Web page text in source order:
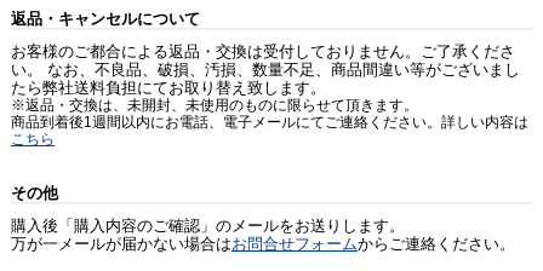
返品・キャンセルについて
お客様のご都合による返品・交換は受付しておりません。ご了承くださ
い。 なお、不良品、破損、汚損、数量不足、商品間違い等がございまし
たら弊社送料負担にてお取り替え致します。
※返品・交換は、未開封、未使用のものに限らせて頂きます。
商品到着後1週間以内にお電話、電子メールにてご連絡ください。詳しい内容は
こちら
その他
購入後「購入内容のご確認」のメールをお送りします。
万が一メールが届かない場合はお問合せフォームからご連絡ください。